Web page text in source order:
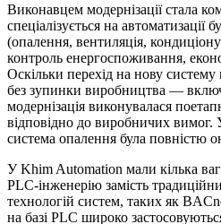
Виконавцем модернізації стала
спеціалізується на автоматизації
(опалення, вентиляція,
контроль енергоспоживання,
Оскільки перехід на нову систему
без зупинки виробництва —
модернізація виконувалася
відповідно до виробничих вимог.
система опалення була повністю
У Khim Automation мали кілька
PLC‑інженерію замість
технологій систем, таких як
на базі PLC широко